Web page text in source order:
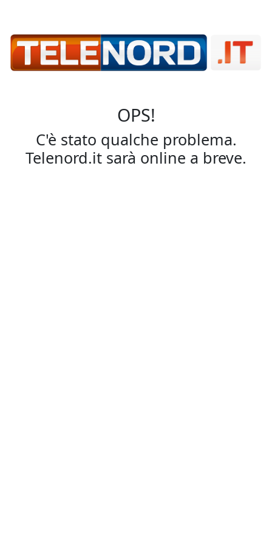
OPS!
C'è stato qualche problema.
Telenord.it sarà online a breve.